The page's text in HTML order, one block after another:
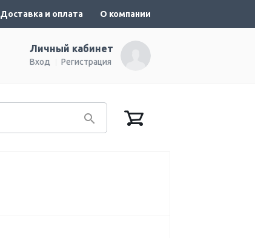
Доставка и оплата О компании
Личный кабинет
Вход Регистрация